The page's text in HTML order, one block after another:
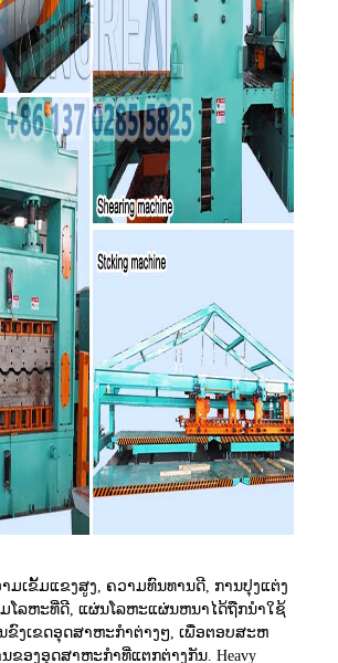
ມເຂັ້ມແຂງສູງ, ຄວາມທົນທານດີ, ການປຸງແຕ່ງ
ໂລຫະທີ່ດີ, ແຜ່ນໂລຫະແຜ່ນຫນາໄດ້ຖືກນໍາໃຊ້
ຂົງເຂດອຸດສາຫະກໍາຕ່າງໆ, ເພື່ອຕອບສະຫ
ຂອງອຸດສາຫະກໍາທີ່ແຕກຕ່າງກັນ. Heavy